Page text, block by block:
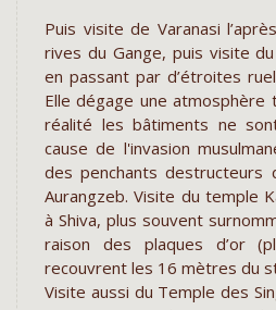
Puis visite de Varanasi
rives du Gange, puis visite
en passant par d’étroites
Elle dégage une atmosphère
réalité les bâtiments ne
cause de l'invasion
des penchants destructeurs
Aurangzeb. Visite du temple
à Shiva, plus souvent
raison des plaques d’or
recouvrent les 16 mètres du
Visite aussi du Temple des